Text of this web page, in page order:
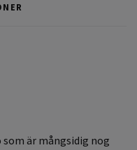
är mångsidig nog